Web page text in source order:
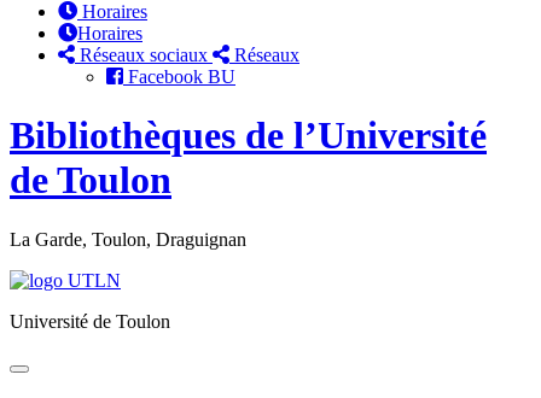
Horaires
Horaires
Réseaux sociaux
Réseaux
Facebook BU
Bibliothèques de l’Université
de Toulon
La Garde, Toulon, Draguignan
Université de Toulon
Toggle